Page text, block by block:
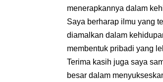
menerapkannya dalam
Saya berharap ilmu yang
diamalkan dalam
membentuk pribadi yang
Terima kasih juga saya
besar dalam